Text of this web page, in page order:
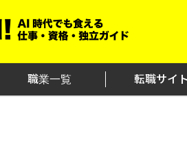
職業一覧 転職サイト